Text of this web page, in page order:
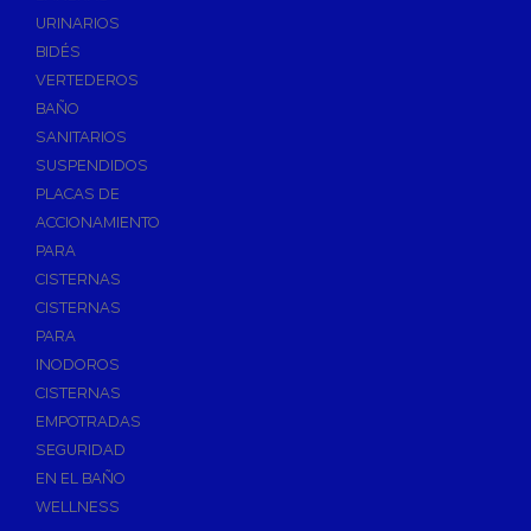
Válvulas de Esfera
Válvulas de Escuadra y Lavadora
Válvulas Reductoras de Presión
Válvulas de Retención
Electroválvulas
Válvulas de Compuerta
Válvulas de Contadores
Llaves de Paso
Accesorios de Valvulería
Calderines
Herramientas y Vestuario
Adhesivos Instantaneos
Selladores y Masillas
URINARIOS
BIDÉS
VERTEDEROS
BAÑO
SANITARIOS
SUSPENDIDOS
PLACAS DE
ACCIONAMIENTO
PARA
CISTERNAS
CISTERNAS
PARA
INODOROS
CISTERNAS
EMPOTRADAS
SEGURIDAD
EN EL BAÑO
WELLNESS